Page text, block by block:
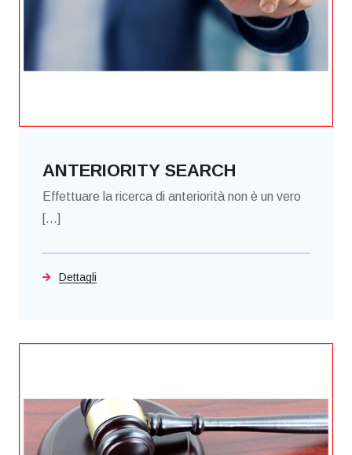
ANTERIORITY SEARCH
Effettuare la ricerca di anteriorità non è un vero
[...]
Dettagli